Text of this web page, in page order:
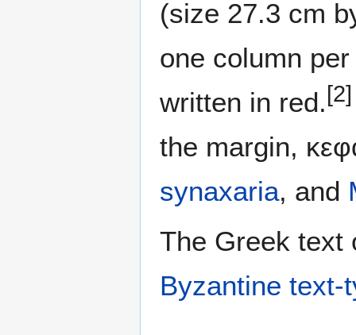
(size 27.3 cm
one column
written in red. [2]
the margin,
synaxaria, and
The Greek text
Byzantine text-